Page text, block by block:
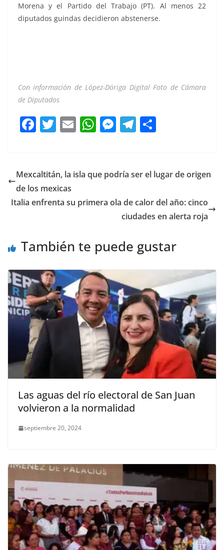
Morena y el Partido del Trabajo (PT). Al menos 22
diputados guindas decidieron abstenerse.
Con información de López-Dóriga Digital Foto de Cámara
de Diputados
F
a
e
b
o
T
w
er
E
m
l
W
h
s
p
M
e
e
g
er
T
el
gr
m
p
tir
Mexcaltitán, la isla que podría ser el lugar de origen
de los mexicas
Italia enfrenta su primera ola de calor del año: cinco
ciudades en alerta roja
También te puede gustar
Las aguas del río electoral de San Juan
volvieron a la normalidad
septiembre 20, 2024